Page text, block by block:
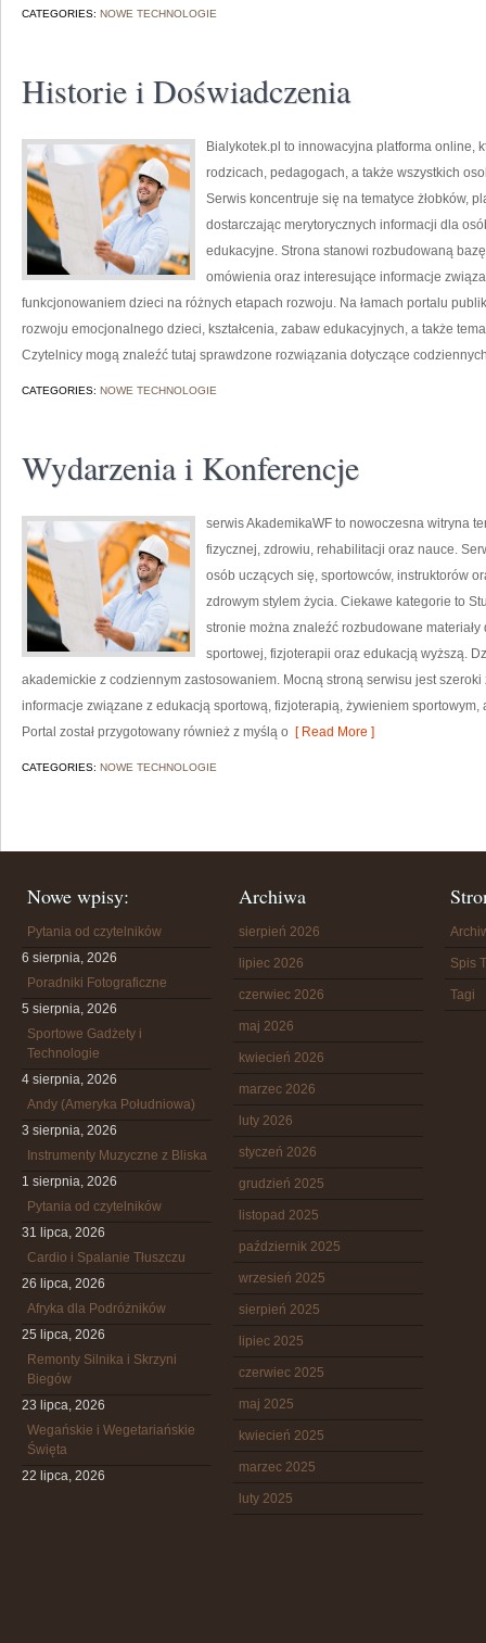
CATEGORIES: NOWE TECHNOLOGIE
Historie i Doświadczenia
Bialykotek.pl to innowacyjna platforma online,
rodzicach, pedagogach, a także wszystkich
Serwis koncentruje się na tematyce żłobków,
dostarczając merytorycznych informacji dla
edukacyjne. Strona stanowi rozbudowaną
omówienia oraz interesujące informacje
funkcjonowaniem dzieci na różnych etapach rozwoju. Na łamach portalu
rozwoju emocjonalnego dzieci, kształcenia, zabaw edukacyjnych, a także
Czytelnicy mogą znaleźć tutaj sprawdzone rozwiązania dotyczące
CATEGORIES: NOWE TECHNOLOGIE
Wydarzenia i Konferencje
serwis AkademikaWF to nowoczesna witryna
fizycznej, zdrowiu, rehabilitacji oraz nauce.
osób uczących się, sportowców, instruktorów
zdrowym stylem życia. Ciekawe kategorie to
stronie można znaleźć rozbudowane
sportowej, fizjoterapii oraz edukacją wyższą.
akademickie z codziennym zastosowaniem. Mocną stroną serwisu jest
informacje związane z edukacją sportową, fizjoterapią, żywieniem
Portal został przygotowany również z myślą o [ Read More ]
CATEGORIES: NOWE TECHNOLOGIE
Nowe wpisy:
Pytania od czytelników
6 sierpnia, 2026
Poradniki Fotograficzne
5 sierpnia, 2026
Sportowe Gadżety i
Technologie
4 sierpnia, 2026
Andy (Ameryka Południowa)
3 sierpnia, 2026
Instrumenty Muzyczne z Bliska
1 sierpnia, 2026
Pytania od czytelników
31 lipca, 2026
Cardio i Spalanie Tłuszczu
26 lipca, 2026
Afryka dla Podróżników
25 lipca, 2026
Remonty Silnika i Skrzyni
Biegów
23 lipca, 2026
Wegańskie i Wegetariańskie
Święta
22 lipca, 2026
Archiwa
sierpień 2026
lipiec 2026
czerwiec 2026
maj 2026
kwiecień 2026
marzec 2026
luty 2026
styczeń 2026
grudzień 2025
listopad 2025
październik 2025
wrzesień 2025
sierpień 2025
lipiec 2025
czerwiec 2025
maj 2025
kwiecień 2025
marzec 2025
luty 2025
Spis
Tagi